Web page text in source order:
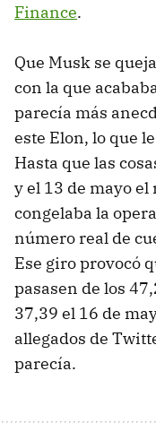
Finance.
Que Musk se
con la que
parecía más
este Elon, lo que
Hasta que las
y el 13 de mayo el
congelaba la
número real de
Ese giro provocó
pasasen de los
37,39 el 16 de
allegados de
parecía.